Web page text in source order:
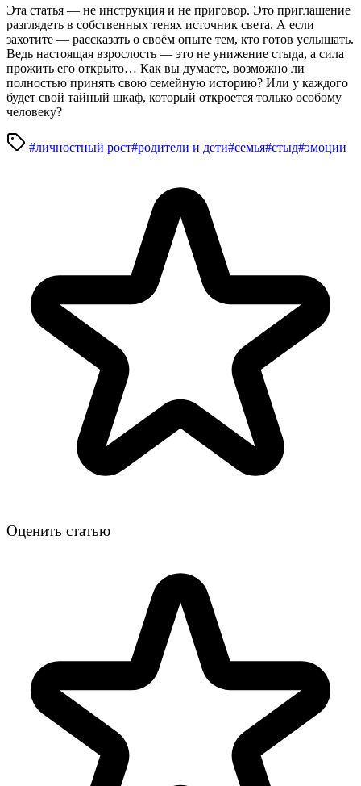
Эта статья — не инструкция и не приговор. Это приглашение
разглядеть в собственных тенях источник света. А если
захотите — рассказать о своём опыте тем, кто готов услышать.
Ведь настоящая взрослость — это не унижение стыда, а сила
прожить его открыто… Как вы думаете, возможно ли
полностью принять свою семейную историю? Или у каждого
будет свой тайный шкаф, который откроется только особому
человеку?
#личностный рост#родители и дети#семья#стыд#эмоции
Оценить статью